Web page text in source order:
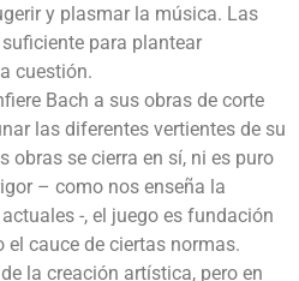
y plasmar la música. Las
para plantear
cuestión.
Bach a sus obras de corte
las diferentes vertientes de su
obras se cierra en sí, ni es puro
– como nos enseña la
-, el juego es fundación
cauce de ciertas normas.
la creación artística, pero en